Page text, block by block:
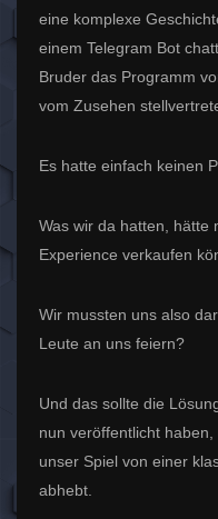
eine komplexe
einem Telegram Bot
Bruder das Programm
vom Zusehen
Es hatte einfach keinen
Was wir da hatten, hätte
Experience verkaufen
Wir mussten uns also
Leute an uns feiern?
Und das sollte die
nun veröffentlicht
unser Spiel von einer
abhebt.